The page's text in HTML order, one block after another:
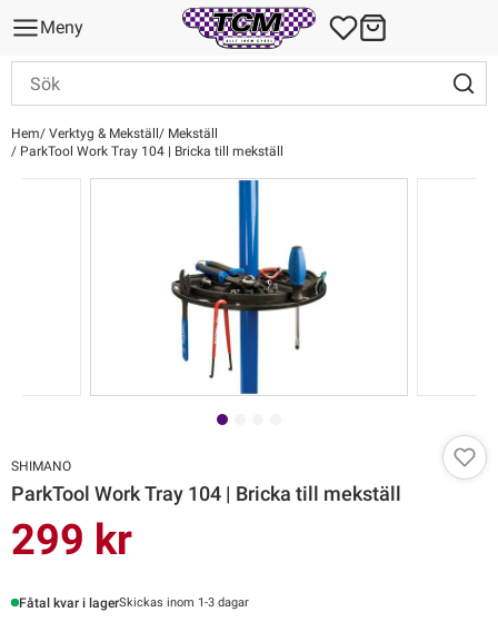
Meny
Hem Verktyg & Mekställ
Mekställ
ParkTool Work Tray 104 | Bricka till mekställ
SHIMANO
ParkTool Work Tray 104 | Bricka till mekställ
299 kr
Fåtal kvar i lagerSkickas inom 1-3 dagar